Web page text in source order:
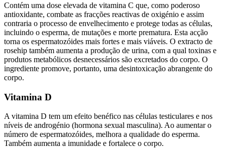
Contém uma dose elevada de vitamina C que, como poderoso
antioxidante, combate as fracções reactivas de oxigénio e assim
contraria o processo de envelhecimento e protege todas as células,
incluindo o esperma, de mutações e morte prematura. Esta acção
torna os espermatozóides mais fortes e mais viáveis. O extracto de
rosehip também aumenta a produção de urina, com a qual toxinas e
produtos metabólicos desnecessários são excretados do corpo. O
ingrediente promove, portanto, uma desintoxicação abrangente do
corpo.
Vitamina D
A vitamina D tem um efeito benéfico nas células testiculares e nos
níveis de androgénio (hormona sexual masculina). Ao aumentar o
número de espermatozóides, melhora a qualidade do esperma.
Também aumenta a imunidade e fortalece o corpo.